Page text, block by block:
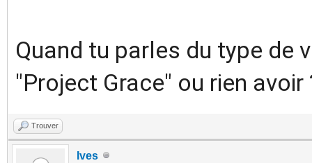
Quand tu parles du type de
"Project Grace" ou rien avoir
Trouver
Ives